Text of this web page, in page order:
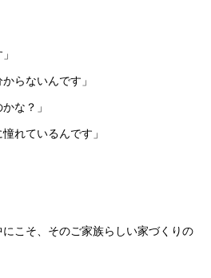
らないんです」
な？」
れているんです」
こそ、そのご家族らしい家づくりの